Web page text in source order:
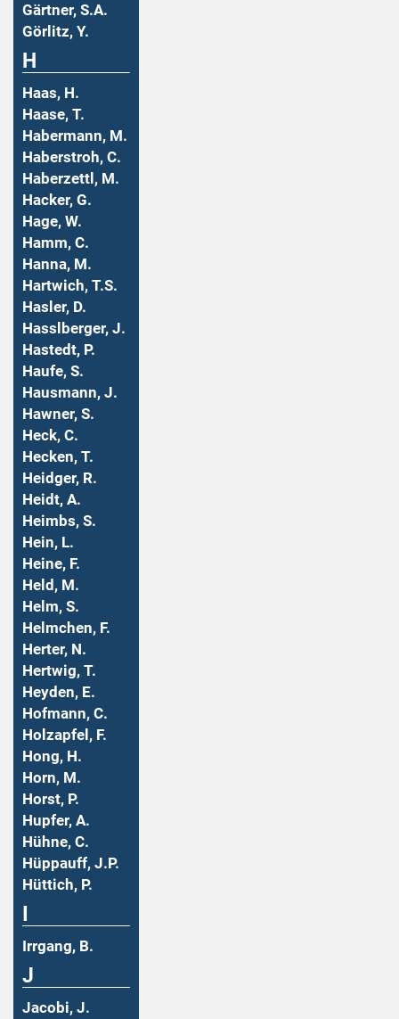
Gärtner, S.A.
Görlitz, Y.
H
Haas, H.
Haase, T.
Habermann, M.
Haberstroh, C.
Haberzettl, M.
Hacker, G.
Hage, W.
Hamm, C.
Hanna, M.
Hartwich, T.S.
Hasler, D.
Hasslberger, J.
Hastedt, P.
Haufe, S.
Hausmann, J.
Hawner, S.
Heck, C.
Hecken, T.
Heidger, R.
Heidt, A.
Heimbs, S.
Hein, L.
Heine, F.
Held, M.
Helm, S.
Helmchen, F.
Herter, N.
Hertwig, T.
Heyden, E.
Hofmann, C.
Holzapfel, F.
Hong, H.
Horn, M.
Horst, P.
Hupfer, A.
Hühne, C.
Hüppauff, J.P.
Hüttich, P.
Irrgang, B.
J
Jacobi, J.